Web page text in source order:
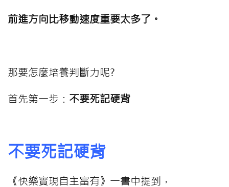
前進方向比移動速度重要太多了。
那要怎麼培養判斷力呢?
首先第一步： 不要死記硬背
不要死記硬背
《快樂實現自主富有》一書中提到，